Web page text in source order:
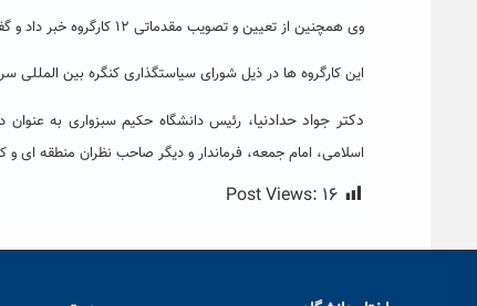
وی همچنین از تعیین و تصویب مقدماتی ۱۲ کارگروه خبر داد و گفت:
این کارگروه ها در ذیل شورای سیاستگذاری کنگره بین المللی
دکتر جواد حدادنیا، رئیس دانشگاه حکیم سبزواری به
اسلامی، امام جمعه، فرماندار و دیگر صاحب نظران منطقه ای
Post Views: ۱۶